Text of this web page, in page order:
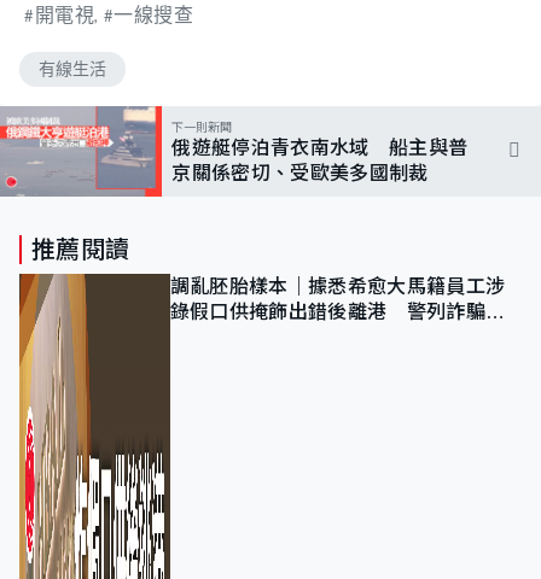
開電視 一線搜查
有線生活
下一則新聞
俄遊艇停泊青衣南水域 船主與普
京關係密切、受歐美多國制裁
推薦閱讀
調亂胚胎樣本｜據悉希愈大馬籍員工涉
錄假口供掩飾出錯後離港 警列詐騙